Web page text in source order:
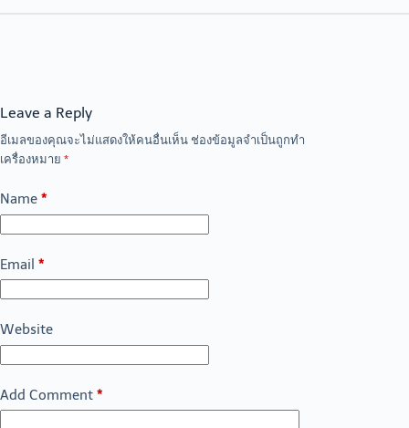
Leave a Reply
อีเมลของคุณจะไม่แสดงให้คนอื่นเห็น ช่องข้อมูลจำเป็นถูกทำ
เครื่องหมาย *
Name *
Email *
Website
Add Comment *